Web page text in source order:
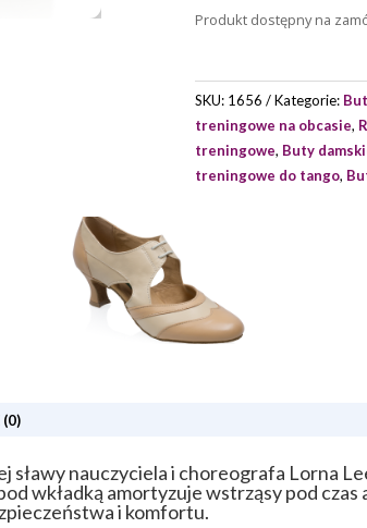
ROSE
LORNA
Produkt dostępny na
SKU: 1656 Kategorie:
treningowe na obcasie,
treningowe, Buty
treningowe do tango,
(0)
nauczyciela i choreografa Lorna
wkładką amortyzuje wstrząsy pod
i komfortu.